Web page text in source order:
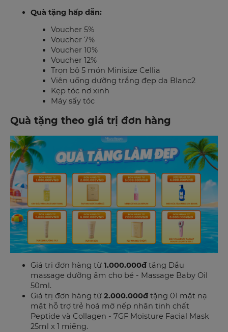
Quà tặng hấp dẫn:
Voucher 5%
Voucher 7%
Voucher 10%
Voucher 12%
Trọn bộ 5 món Minisize Cellia
Viên uống dưỡng trắng đẹp da Blanc2
Kẹp tóc nơ xinh
Máy sấy tóc
Quà tặng theo giá trị đơn hàng
Giá trị đơn hàng từ 1.000.000đ tặng Dầu
massage dưỡng ẩm cho bé - Massage Baby Oil
50ml.
Giá trị đơn hàng từ 2.000.000đ tặng 01 mặt nạ
mặt hỗ trợ trẻ hoá mờ nếp nhăn tinh chất
Peptide và Collagen - 7GF Moisture Facial Mask
25ml x 1 miếng.